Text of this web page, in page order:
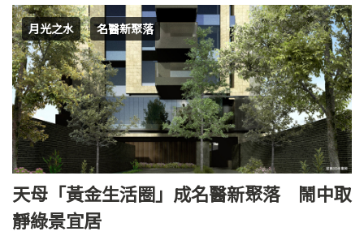
月光之水 名醫新聚落
天母「黃金生活圈」成名醫新聚落 鬧中取
靜綠景宜居